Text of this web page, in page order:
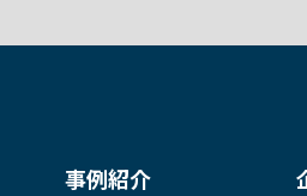
事例紹介